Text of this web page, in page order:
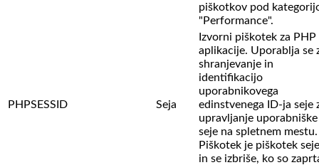
piškotkov pod
"Performance".
PHPSESSID Seja
Izvorni piškotek za PHP
aplikacije. Uporablja se
shranjevanje in
identifikacijo
uporabnikovega
edinstvenega ID-ja seje
upravljanje uporabniške
seje na spletnem mestu.
Piškotek je piškotek seje
in se izbriše, ko so